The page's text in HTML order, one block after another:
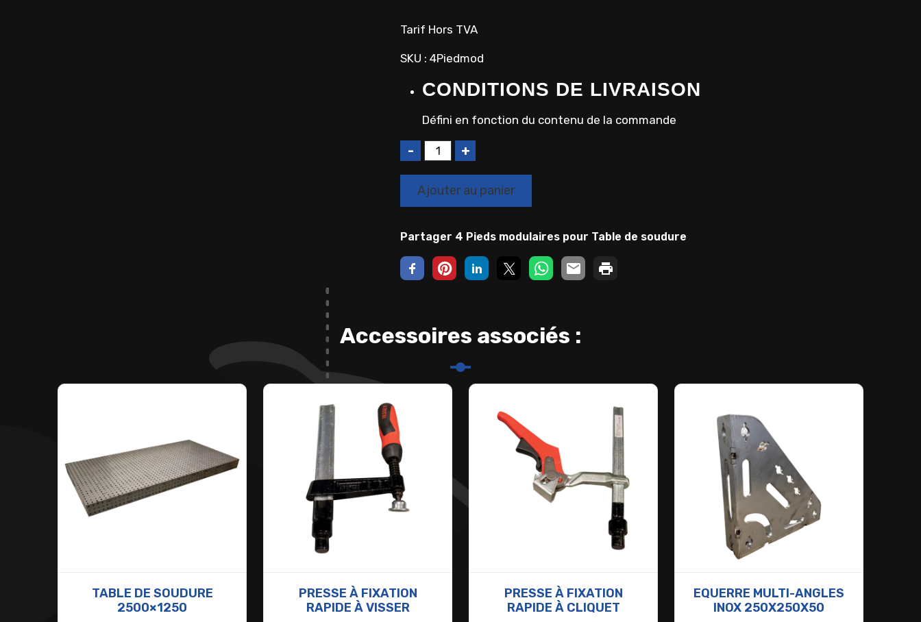
Tarif Hors TVA
SKU : 4Piedmod
CONDITIONS DE LIVRAISON
Défini en fonction du contenu de la commande
u
i
é
Ajouter au panier
Partager 4 Pieds modulaires pour Table de soudure
Accessoires associés :
TABLE DE SOUDURE
2500×1250
PRESSE À FIXATION
RAPIDE À VISSER
PRESSE À FIXATION
RAPIDE À CLIQUET
EQUERRE MULTI-ANGLES
INOX 250X250X50